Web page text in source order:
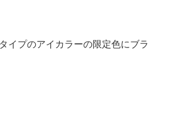
イプのアイカラーの限定色にブラ